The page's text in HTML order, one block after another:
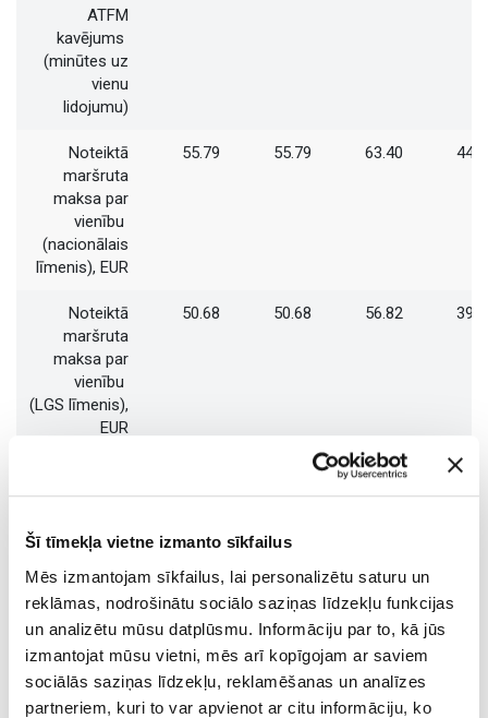
Šī tīmekļa vietne izmanto sīkfailus
Mēs izmantojam sīkfailus, lai personalizētu saturu un
reklāmas, nodrošinātu sociālo saziņas līdzekļu funkcijas
un analizētu mūsu datplūsmu. Informāciju par to, kā jūs
izmantojat mūsu vietni, mēs arī kopīgojam ar saviem
sociālās saziņas līdzekļu, reklamēšanas un analīzes
partneriem, kuri to var apvienot ar citu informāciju, ko
ATFM
kavējums
(minūtes uz
vienu
lidojumu)
Noteiktā
maršruta
maksa par
vienību
(nacionālais
līmenis), EUR
55.79 55.79 63.40
Noteiktā
maršruta
maksa par
vienību
(LGS līmenis),
EUR
50.68 50.68 56.82
apgrozījums,
33896003
Apgrozījuma
rentabilitāte,
%
3.60 12.69 4.95
ROE, % 4.50 2.51 3.79